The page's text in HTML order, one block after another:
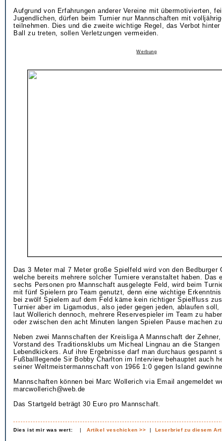
Aufgrund von Erfahrungen anderer Vereine mit übermotivierten,
Jugendlichen, dürfen beim Turnier nur Mannschaften mit
teilnehmen. Dies und die zweite wichtige Regel, das Verbot
Ball zu treten, sollen Verletzungen vermeiden.
Werbung
Das 3 Meter mal 7 Meter große Spielfeld wird von den Bedburger
welche bereits mehrere solcher Turniere veranstaltet haben. Das
sechs Personen pro Mannschaft ausgelegte Feld, wird beim
mit fünf Spielern pro Team genutzt, denn eine wichtige
bei zwölf Spielern auf dem Feld käme kein richtiger Spielfluss
Turnier aber im Ligamodus, also jeder gegen jeden, ablaufen
laut Wollerich dennoch, mehrere Reservespieler im Team zu
oder zwischen den acht Minuten langen Spielen Pause machen
Neben zwei Mannschaften der Kreisliga A Mannschaft der
Vorstand des Traditionsklubs um Micheal Lingnau an die Stangen
Lebendkickers. Auf ihre Ergebnisse darf man durchaus gespannt
Fußballlegende Sir Bobby Charlton im Interview behauptet auch
seiner Weltmeistermannschaft von 1966 1:0 gegen Island
Mannschaften können bei Marc Wollerich via Email angemeldet
marcwollerich@web.de
Das Startgeld beträgt 30 Euro pro Mannschaft.
Dies ist mir was wert: |Artikel veschicken >> | Leserbrief zu diesem